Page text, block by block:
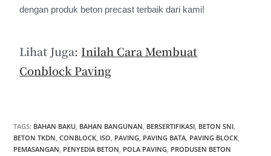
dengan produk beton precast terbaik dari kami!
Lihat Juga: Inilah Cara Membuat
Conblock Paving
TAGS: BAHAN BAKU, BAHAN BANGUNAN, BERSERTIFIKASI, BETON SNI,
BETON TKDN, CONBLOCK, ISO, PAVING, PAVING BATA, PAVING BLOCK,
PEMASANGAN, PENYEDIA BETON, POLA PAVING, PRODUSEN BETON